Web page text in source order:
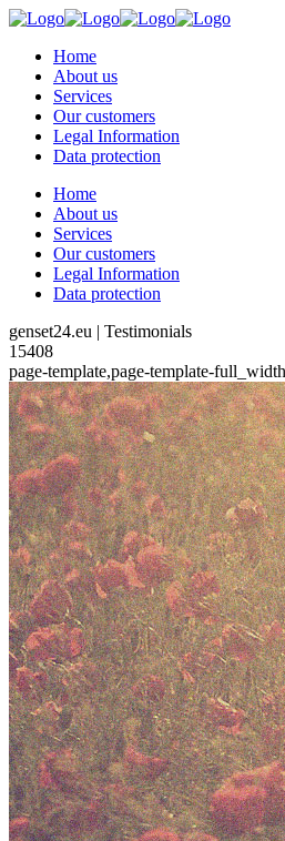
Home
About us
Services
Our customers
Legal Information
Data protection
Home
About us
Services
Our customers
Legal Information
Data protection
genset24.eu | Testimonials
15408
page-template,page-template-